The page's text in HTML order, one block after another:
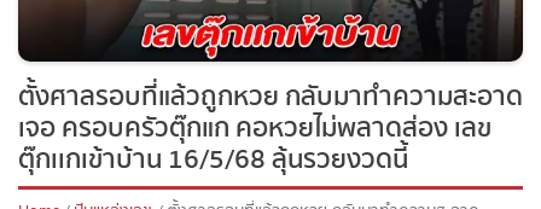
ปันเลขฝัน
ตรวจเลข
หวยสด
ตั้งศาลรอบที่แล้วถูกหวย กลับมาทำความ
สะอาด เจอ ครอบครัวตุ๊กแก คอหวยไม่พลาด
ส่อง เลขตุ๊กเเกเข้าบ้าน 16/5/68 ลุ้นรวยงวดนี้
Home ปันแหล่งเลข
ตั้งศาลรอบที่แล้วถูกหวย กลับมาทำความสะอาด